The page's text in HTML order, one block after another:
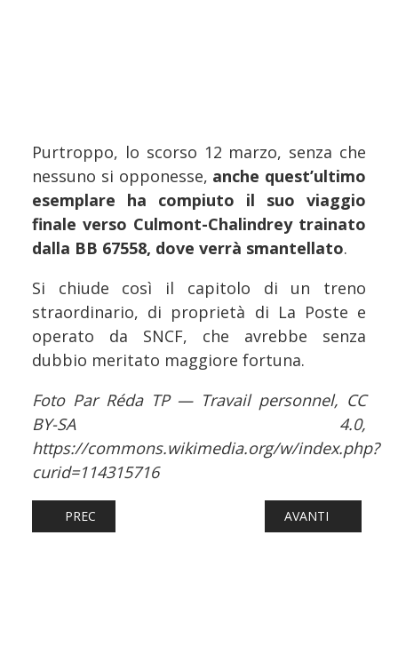
Purtroppo, lo scorso 12 marzo, senza che
nessuno si opponesse, anche quest’ultimo
esemplare ha compiuto il suo viaggio
finale verso Culmont-Chalindrey trainato
dalla BB 67558, dove verrà smantellato.
Si chiude così il capitolo di un treno
straordinario, di proprietà di La Poste e
operato da SNCF, che avrebbe senza
dubbio meritato maggiore fortuna.
Foto Par Réda TP — Travail personnel, CC
BY-SA 4.0,
https://commons.wikimedia.org/w/index.php?
curid=114315716
ARTICOLO PRECEDENTE: FERROVIE: IL NODO DI
PREC ARTICOLO
AVANTI